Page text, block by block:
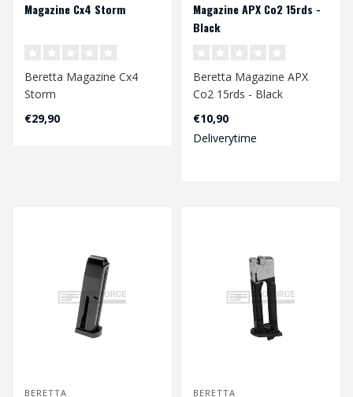
Magazine Cx4 Storm
Beretta Magazine Cx4
Storm
4.5mm
€29,90
Magazine APX Co2 15rds -
Black
Beretta Magazine APX
Co2 15rds - Black
€10,90
Deliverytime
BERETTA BERETTA